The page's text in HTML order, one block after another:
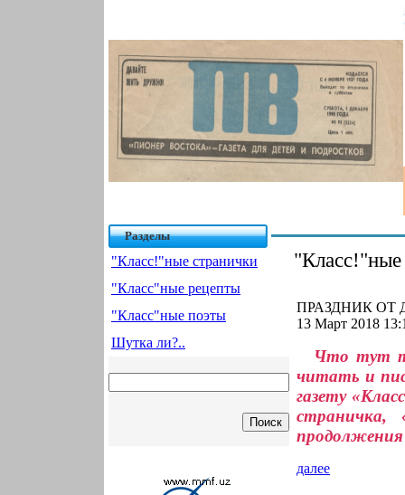
Разделы
"Класс!"ные странички
"Класс"ные рецепты
"Класс"ные поэты
Шутка ли?..
"Класс!"ные
ПРАЗДНИК ОТ
13 Март 2018
Что тут
читать и
газету
страничка,
далее